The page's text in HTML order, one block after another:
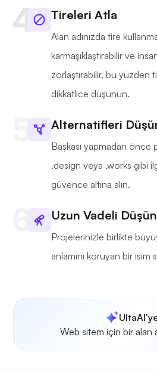
Tireleri Atla
Alan adınızda tire
karmaşıklaştırabilir ve
zorlaştırabilir, bu yüzden
dikkatlice düşünün.
Alternatifleri
Başkası yapmadan önce
.design veya .works gibi
güvence altına alın.
Uzun Vadeli
Projelerinizle birlikte
anlamını koruyan bir isim
Web sitem için bir alan